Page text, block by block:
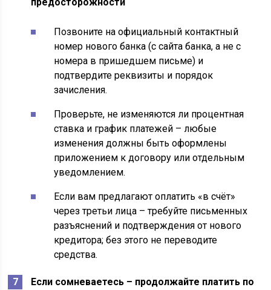
Позвоните на официальный контактный
номер нового банка (с сайта банка, а не с
номера в пришедшем письме) и
подтвердите реквизиты и порядок
зачисления.
Проверьте, не изменяются ли процентная
ставка и график платежей – любые
изменения должны быть оформлены
приложением к договору или отдельным
уведомлением.
Если вам предлагают оплатить «в счёт»
через третьи лица – требуйте письменных
разъяснений и подтверждения от нового
кредитора; без этого не переводите
средства.
Если сомневаетесь – продолжайте платить по